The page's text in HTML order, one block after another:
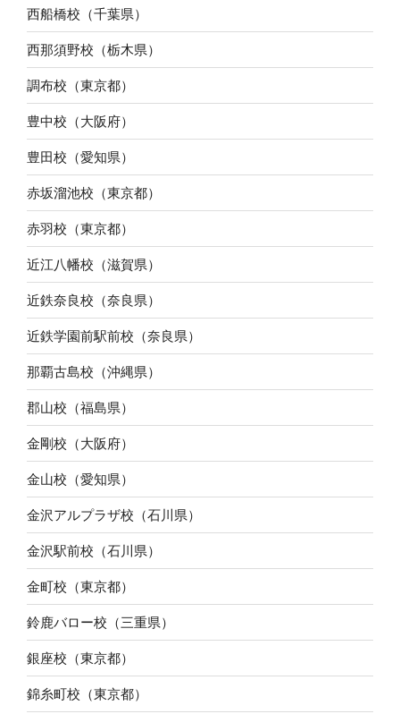
西船橋校（千葉県）
西那須野校（栃木県）
調布校（東京都）
豊中校（大阪府）
豊田校（愛知県）
赤坂溜池校（東京都）
赤羽校（東京都）
近江八幡校（滋賀県）
近鉄奈良校（奈良県）
近鉄学園前駅前校（奈良県）
那覇古島校（沖縄県）
郡山校（福島県）
金剛校（大阪府）
金山校（愛知県）
金沢アルプラザ校（石川県）
金沢駅前校（石川県）
金町校（東京都）
鈴鹿バロー校（三重県）
銀座校（東京都）
錦糸町校（東京都）